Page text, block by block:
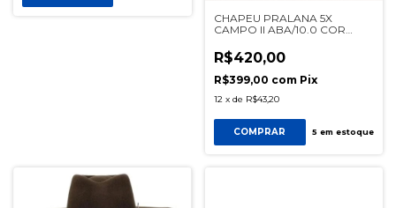
CHAPEU PRALANA 5X
CAMPO II ABA/10.0 COR
R$420,00
R$399,00 com Pix
12 x de R$43,20
COMPRAR 5 em estoque